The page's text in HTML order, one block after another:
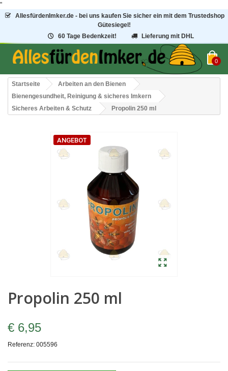
"
AllesfürdenImker.de - bei uns kaufen Sie sicher ein mit dem Trustedshop
Gütesiegel!
60 Tage Bedenkzeit!
Lieferung mit DHL
0
Startseite
Arbeiten an den Bienen
Bienengesundheit, Reinigung & sicheres Imkern
Sicheres Arbeiten & Schutz
Propolin 250 ml
ANGEBOT
Propolin 250 ml
€ 6,95
Referenz: 005596